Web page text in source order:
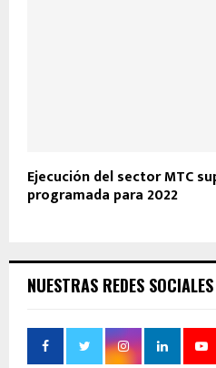
Ejecución del sector MTC
programada para 2022
NUESTRAS REDES SOCIALES